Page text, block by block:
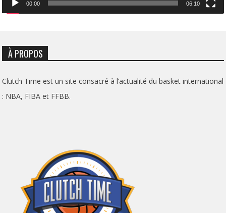
00:00 06:10
À PROPOS
Clutch Time est un site consacré à l’actualité du basket international
: NBA, FIBA et FFBB.